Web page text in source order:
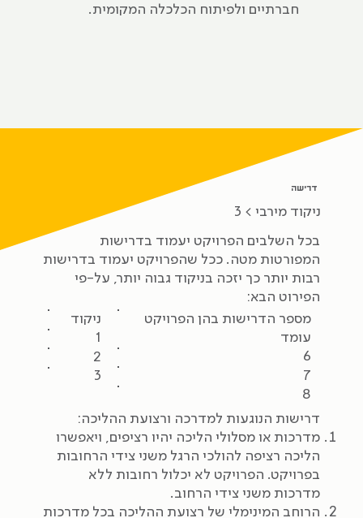
חברתיים ולפיתוח הכלכלה המקומית.
דרישה
ניקוד‭ ‬מירבי > 3
בכל השלבים הפרויקט יעמוד בדרישות
המפורטות מטה. ככל שהפרויקט יעמוד בדרישות
רבות יותר כך יזכה בניקוד גבוה יותר, על-פי
הפירוט הבא:
ניקוד
1
2
3
מספר הדרישות בהן הפרויקט
עומד
6
7
8
דרישות הנוגעות למדרכה ורצועת ההליכה:
מדרכות או מסלולי הליכה יהיו רציפים, ויאפשרו
הליכה רציפה להולכי הרגל משני צידי הרחובות
בפרויקט. הפרויקט לא יכלול רחובות ללא
מדרכות משני צידי הרחוב.
הרוחב המינימלי של רצועת ההליכה בכל מדרכות